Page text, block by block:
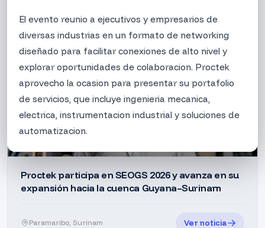
Ver noticia
Proctek participa en SEOGS 2026 y avanza en su
expansión hacia la cuenca Guyana–Surinam
Paramaribo, Surinam Ver noticia
El evento reunio a ejecutivos y empresarios de
diversas industrias en un formato de networking
diseñado para facilitar conexiones de alto nivel y
explorar oportunidades de colaboracion. Proctek
aprovecho la ocasion para presentar su portafolio
de servicios, que incluye ingenieria mecanica,
electrica, instrumentacion industrial y soluciones de
automatizacion.
Esta participacion forma parte de la estrategia de
internacionalizacion de Proctek Group, que busca
consolidar operaciones en mercados clave de
comerciales en la region.